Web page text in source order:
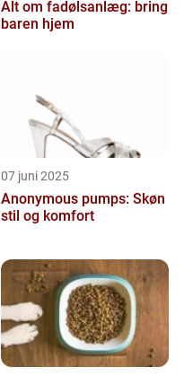
Alt om fadølsanlæg: bring
baren hjem
07 juni 2025
Anonymous pumps: Skøn
stil og komfort